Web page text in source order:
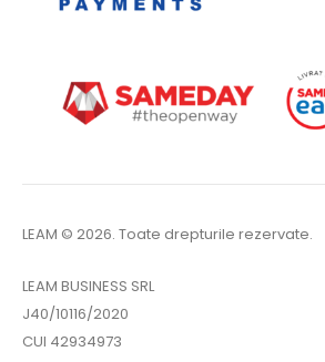
LEAM © 2026. Toate drepturile rezervate.
LEAM BUSINESS SRL
J40/10116/2020
CUI 42934973